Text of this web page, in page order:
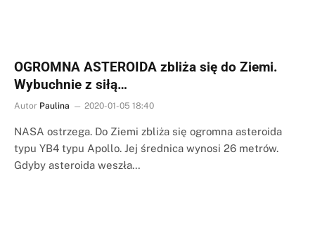
OGROMNA ASTEROIDA zbliża się do Ziemi.
Wybuchnie z siłą…
Autor Paulina 2020-01-05 18:40
NASA ostrzega. Do Ziemi zbliża się ogromna asteroida
typu YB4 typu Apollo. Jej średnica wynosi 26 metrów.
Gdyby asteroida weszła…